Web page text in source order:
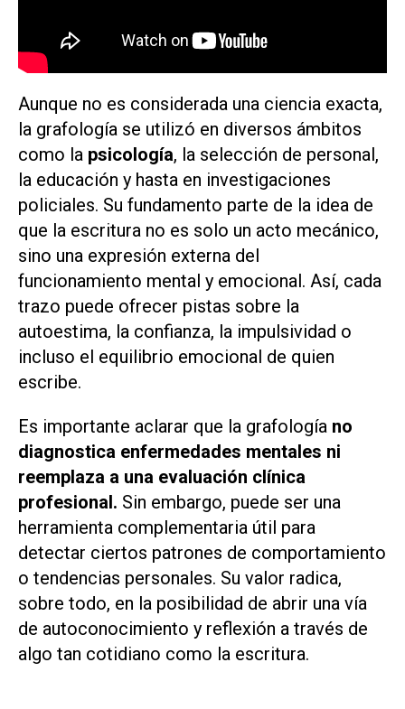
Aunque no es considerada una ciencia exacta,
la grafología se utilizó en diversos ámbitos
como la psicología, la selección de personal,
la educación y hasta en investigaciones
policiales. Su fundamento parte de la idea de
que la escritura no es solo un acto mecánico,
sino una expresión externa del
funcionamiento mental y emocional. Así, cada
trazo puede ofrecer pistas sobre la
autoestima, la confianza, la impulsividad o
incluso el equilibrio emocional de quien
escribe.
Es importante aclarar que la grafología no
diagnostica enfermedades mentales ni
reemplaza a una evaluación clínica
profesional. Sin embargo, puede ser una
herramienta complementaria útil para
detectar ciertos patrones de comportamiento
o tendencias personales. Su valor radica,
sobre todo, en la posibilidad de abrir una vía
de autoconocimiento y reflexión a través de
algo tan cotidiano como la escritura.